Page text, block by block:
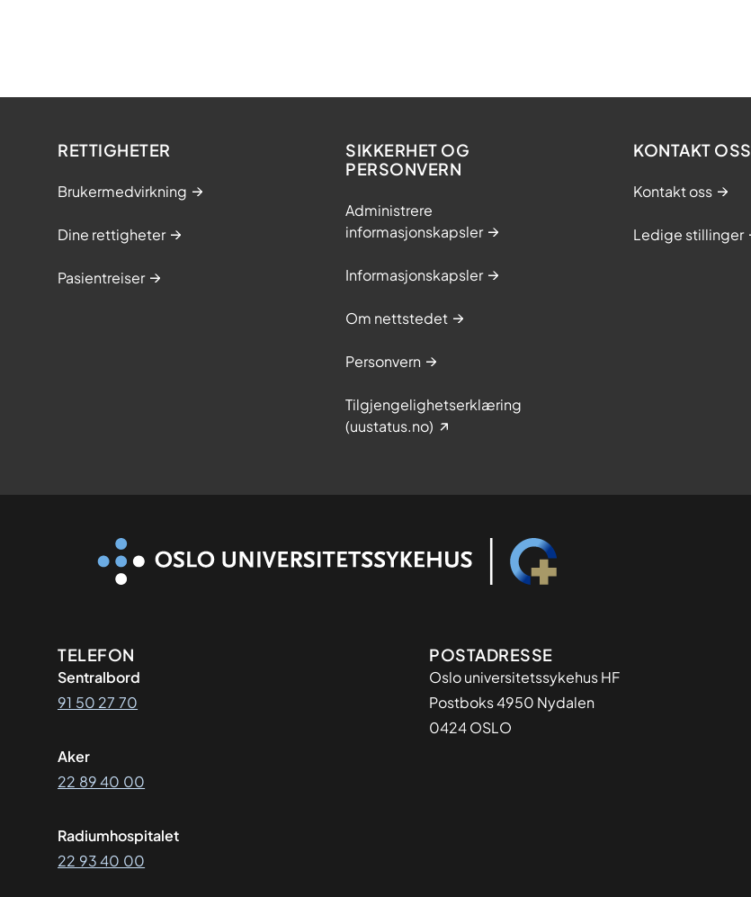
RETTIGHETER
Brukermedvirkning
Dine rettigheter
Pasientreiser
SIKKERHET OG
PERSONVERN
Administrere
informasjonskapsler
Informasjonskapsler
Om nettstedet
Personvern
Tilgjengelighetserklæring
(uustatus.no)
KONTAKT OSS
Kontakt oss
Ledige stillinger
Kontaktinformasjon
TELEFON
Sentralbord
91 50 27 70
Aker
22 89 40 00
Radiumhospitalet
22 93 40 00
Adresse
POSTADRESSE
Oslo universitetssykehus HF
Postboks 4950 Nydalen
0424 OSLO